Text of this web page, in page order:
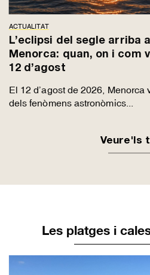
ACTUALITAT
L’eclipsi del segle arriba a
Menorca: quan, on i com
12 d’agost
El 12 d’agost de 2026, Menorca
dels fenòmens astronòmics...
Veure'ls
Les platges i